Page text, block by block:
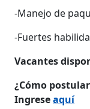
-Manejo de
-Fuertes
Vacantes
¿Cómo
Ingreseaquí